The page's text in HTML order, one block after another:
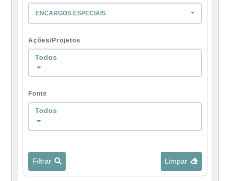
ENCARGOS ESPECIAIS
Ações/Projetos
Todos
Fonte
Todos
Filtrar Limpar